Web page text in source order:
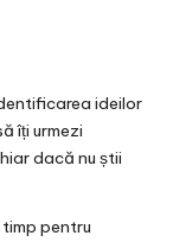
ideilor
îți urmezi
dacă nu știi
pentru